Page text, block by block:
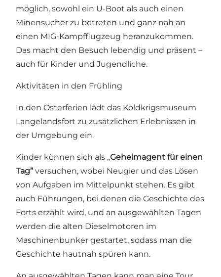
möglich, sowohl ein U-Boot als auch einen
Minensucher zu betreten und ganz nah an
einen MIG-Kampfflugzeug heranzukommen.
Das macht den Besuch lebendig und präsent –
auch für Kinder und Jugendliche.
Aktivitäten in den Frühling
In den Osterferien lädt das Koldkrigsmuseum
Langelandsfort zu zusätzlichen Erlebnissen in
der Umgebung ein.
Kinder können sich als „Geheimagent für einen
Tag” versuchen, wobei Neugier und das Lösen
von Aufgaben im Mittelpunkt stehen. Es gibt
auch Führungen, bei denen die Geschichte des
Forts erzählt wird, und an ausgewählten Tagen
werden die alten Dieselmotoren im
Maschinenbunker gestartet, sodass man die
Geschichte hautnah spüren kann.